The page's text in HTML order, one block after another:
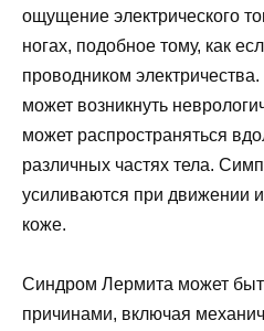
ощущение электрического
ногах, подобное тому, как
проводником
может возникнуть
может распространяться
различных частях тела.
усиливаются при движении
коже.
Синдром Лермита может
причинами, включая